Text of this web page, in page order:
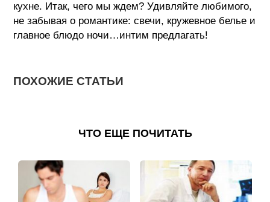
кухне. Итак, чего мы ждем? Удивляйте любимого,
не забывая о романтике: свечи, кружевное белье и
главное блюдо ночи…интим предлагать!
ПОХОЖИЕ СТАТЬИ
ЧТО ЕЩЕ ПОЧИТАТЬ